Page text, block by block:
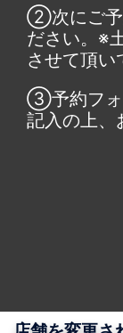
②次にご予
ださい。※
させて頂い
③予約フォ
記入の上、